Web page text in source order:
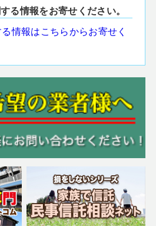
る情報をお寄せください。
情報はこちらからお寄せく